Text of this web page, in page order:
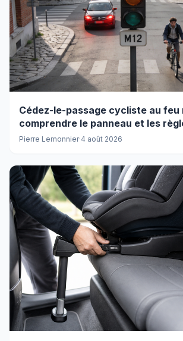
Cédez-le-passage cycliste au feu
comprendre le panneau et les
Pierre Lemonnier·4 août 2026